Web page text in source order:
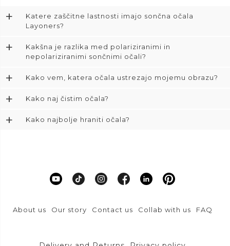
+
Katere zaščitne lastnosti imajo sončna očala
Layoners?
+
Kakšna je razlika med polariziranimi in
nepolariziranimi sončnimi očali?
+ Kako vem, katera očala ustrezajo mojemu obrazu?
+ Kako naj čistim očala?
+ Kako najbolje hraniti očala?
About us Our story Contact us Collab with us FAQ